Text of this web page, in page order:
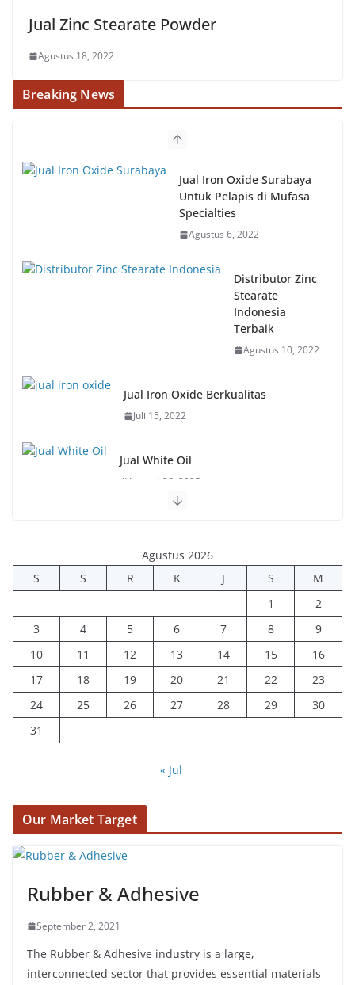
Jual Zinc Stearate Powder
Agustus 18, 2022
Breaking News
Jual Iron Oxide Surabaya
Untuk Pelapis di Mufasa
Specialties
Agustus 6, 2022
Distributor Zinc
Stearate
Indonesia
Terbaik
Agustus 10, 2022
Jual Iron Oxide Berkualitas
Juli 15, 2022
Jual White Oil
Januari 26, 2025
Agustus 2026
S
S R K J S
M
1
2
3
4 5 6 7 8
9
10
11 12 13 14 15
16
17
18 19 20 21 22
23
24
25 26 27 28 29
30
31
« Jul
Our Market Target
Rubber & Adhesive
September 2, 2021
The Rubber & Adhesive industry is a large,
interconnected sector that provides essential materials